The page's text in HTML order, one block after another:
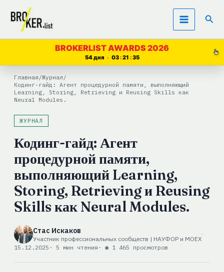
Перейти
содержимому
BROKERLIST AWARDS 2026
54 дня 03 21 35
Главная /Журнал /
Кодинг-гайд: Агент процедурной памяти, выполняющий
Learning, Storing, Retrieving и Reusing Skills как
Neural Modules.
ЖУРНАЛ
Кодинг-гайд: Агент
процедурной памяти,
выполняющий Learning,
Storing, Retrieving и Reusing
Skills как Neural Modules.
Стас Искаков
Участник профессиональных сообществ | НАУФОР и MOEX
15.12.2025 · 5 мин чтения · ◉ 1 465 просмотров